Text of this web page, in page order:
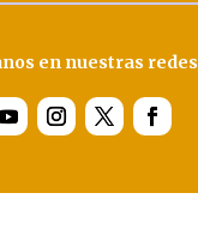
en nuestras redes